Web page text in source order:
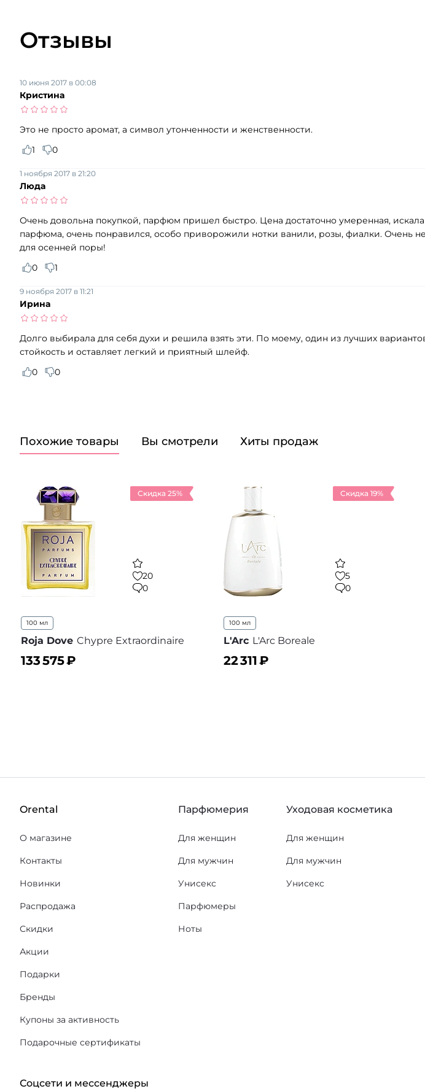
Отзывы
Кристина
10 июня 2017 в 00:08
Это не просто аромат, а символ утонченности и женственности.
1
0
Люда
1 ноября 2017 в 21:20
Очень довольна покупкой, парфюм пришел быстро. Цена достаточно умеренная,
парфюма, очень понравился, особо приворожили нотки ванили, розы, фиалки.
для осенней поры!
0
1
Ирина
9 ноября 2017 в 11:21
Долго выбирала для себя духи и решила взять эти. По моему, один из лучших
стойкость и оставляет легкий и приятный шлейф.
0
0
Похожие товары Вы смотрели Хиты продаж
Скидка 25%
20
0
100 мл
Roja Dove Chypre Extraordinaire
133 575₽
Скидка 19%
5
0
100 мл
L'Arc L'Arc Boreale
22 311₽
Orental
О магазине
Контакты
Новинки
Распродажа
Скидки
Акции
Подарки
Бренды
Купоны за активность
Подарочные сертификаты
Парфюмерия
Для женщин
Для мужчин
Унисекс
Парфюмеры
Ноты
Уходовая косметика
Для женщин
Для мужчин
Унисекс
Соцсети и мессенджеры